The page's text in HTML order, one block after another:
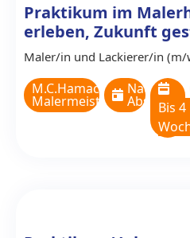
Praktikum im
erleben, Zukunft
Maler/in und Lackierer/in
M.C.Hamacher
Malermeisterbetrieb
Nach
Bis 4